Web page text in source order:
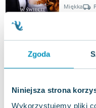
Zgoda
Niniejsza strona
Wykorzystujemy pliki
Miękka
taniej o
Gdy